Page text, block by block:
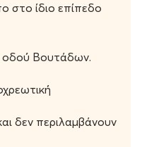
στο ίδιο επίπεδο
οδού Βουτάδων.
δεν περιλαμβάνουν